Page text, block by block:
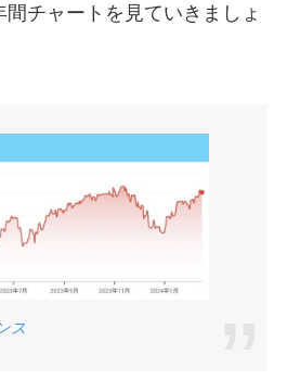
間チャートを見ていきましょ
ス